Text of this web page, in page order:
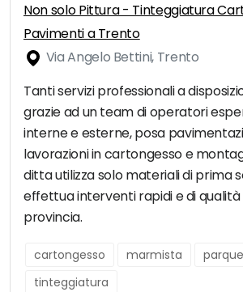
Non solo Pittura - Tinteggiatura
Pavimenti a Trento
Via Angelo Bettini, Trento
Tanti servizi professionali a
grazie ad un team di operatori
interne e esterne, posa
lavorazioni in cartongesso e
ditta utilizza solo materiali di prima
effettua interventi rapidi e di
provincia.
cartongesso marmista
tinteggiatura